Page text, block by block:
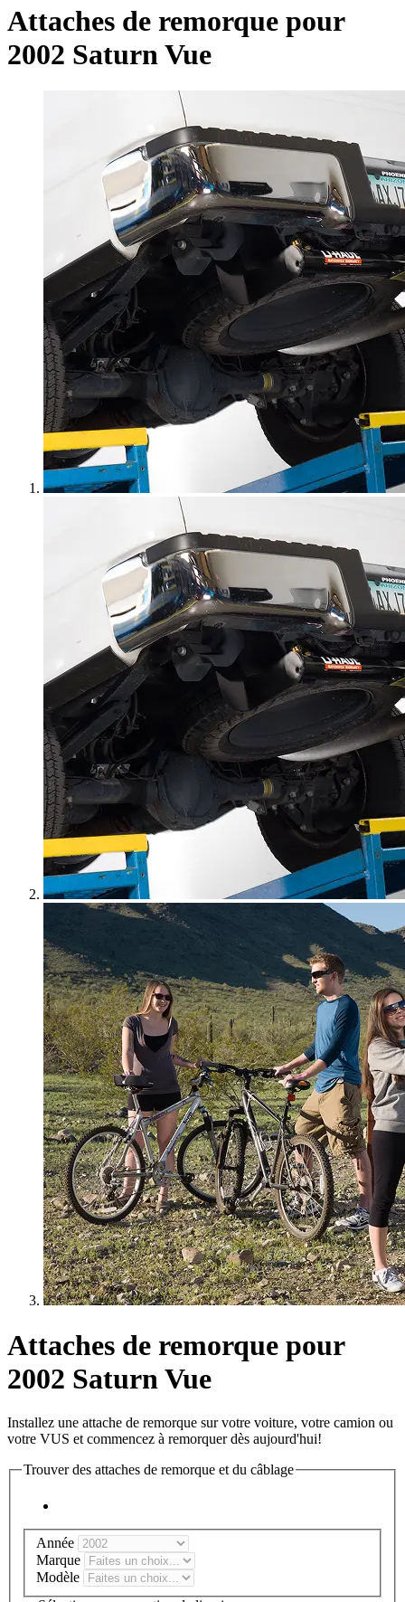
Attaches de remorque pour
2002 Saturn Vue
Attaches de remorque pour
2002 Saturn Vue
Installez une attache de remorque sur votre voiture, votre camion ou
votre VUS et commencez à remorquer dès aujourd'hui!
Trouver des attaches de remorque et du câblage
Année
Marque
Modèle